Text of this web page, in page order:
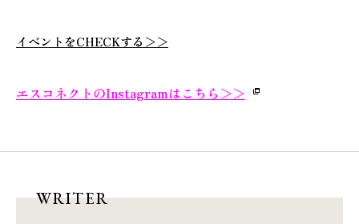
イベントをCHECKする＞＞
エスコネクトのInstagramはこちら ＞＞
WRITER